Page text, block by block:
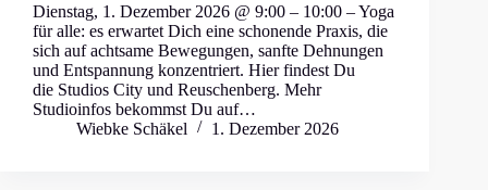
Dienstag, 1. Dezember 2026 @ 9:00 – 10:00 – Yoga
für alle: es erwartet Dich eine schonende Praxis, die
sich auf achtsame Bewegungen, sanfte Dehnungen
und Entspannung konzentriert. Hier findest Du
die Studios City und Reuschenberg. Mehr
Studioinfos bekommst Du auf…
Wiebke Schäkel
1. Dezember 2026